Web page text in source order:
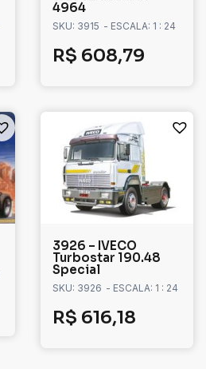
4964
SKU: 3915 - ESCALA: 1 : 24
R$ 608,79
3926 – IVECO
Turbostar 190.48
Special
SKU: 3926 - ESCALA: 1 : 24
R$ 616,18